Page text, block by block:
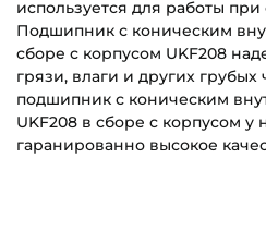
используется для работы при
Подшипник с коническим
сборе с корпусом UKF208
грязи, влаги и других
подшипник с коническим
UKF208 в сборе с корпусом у
гаранированно высокое